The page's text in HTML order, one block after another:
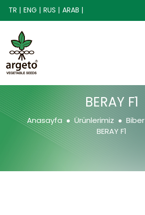
TR | ENG | RUS | ARAB |
BERAY F1
Anasayfa Ürünlerimiz Biber
BERAY F1